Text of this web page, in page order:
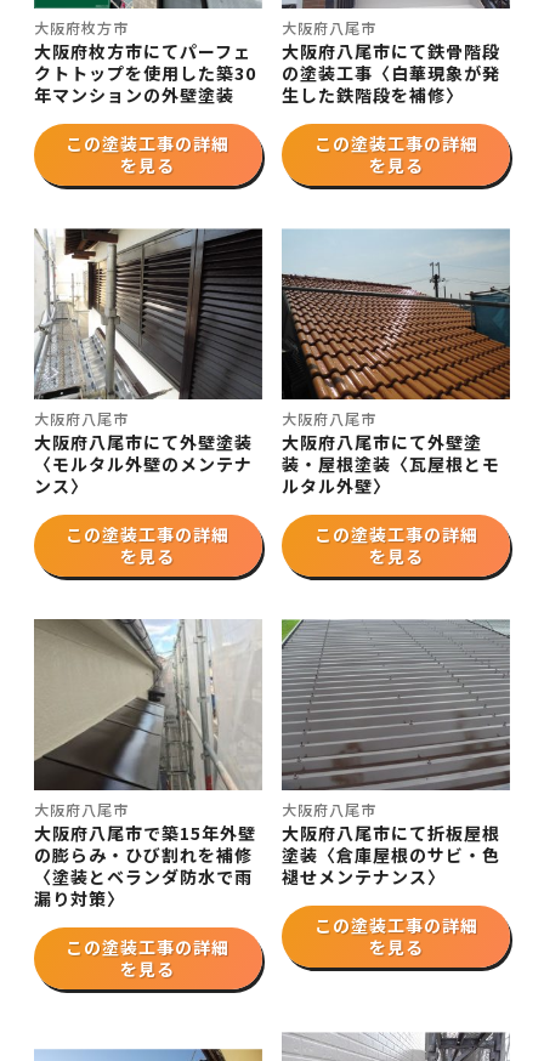
大阪府枚方市
大阪府枚方市にてパーフェ
クトトップを使用した築30
年マンションの外壁塗装
この塗装工事の詳細
を見る
大阪府八尾市
大阪府八尾市にて鉄骨階段
の塗装工事〈白華現象が発
生した鉄階段を補修〉
この塗装工事の詳細
を見る
大阪府八尾市
大阪府八尾市にて外壁塗装
〈モルタル外壁のメンテナ
ンス〉
この塗装工事の詳細
を見る
大阪府八尾市
大阪府八尾市にて外壁塗
装・屋根塗装〈瓦屋根とモ
ルタル外壁〉
この塗装工事の詳細
を見る
大阪府八尾市
大阪府八尾市で築15年外壁
の膨らみ・ひび割れを補修
〈塗装とベランダ防水で雨
漏り対策〉
この塗装工事の詳細
を見る
大阪府八尾市
大阪府八尾市にて折板屋根
塗装〈倉庫屋根のサビ・色
褪せメンテナンス〉
この塗装工事の詳細
を見る